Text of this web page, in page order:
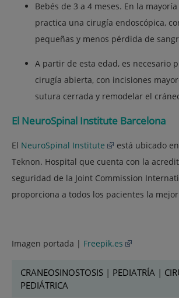
Bebés de 3 a 4 meses. En la
practica una cirugía endoscópica,
pequeñas y menos pérdida de
A partir de esta edad, es necesario
cirugía abierta, con incisiones
sutura cerrada y remodelar el
El NeuroSpinal Institute Barcelona
El NeuroSpinal Institute
está ubicado
Teknon. Hospital que cuenta con la
seguridad de la Joint Commission
proporciona a todos los pacientes la
Imagen portada | Freepik.es
CRANEOSINOSTOSIS | PEDIATRÍA |
PEDIÁTRICA